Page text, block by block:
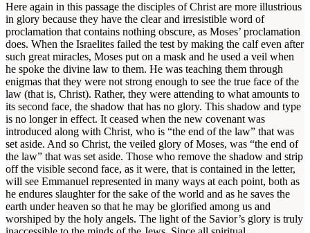
Here again in this passage the disciples of Christ are more illustrious
in glory because they have the clear and irresistible word of
proclamation that contains nothing obscure, as Moses’ proclamation
does. When the Israelites failed the test by making the calf even after
such great miracles, Moses put on a mask and he used a veil when
he spoke the divine law to them. He was teaching them through
enigmas that they were not strong enough to see the true face of the
law (that is, Christ). Rather, they were attending to what amounts to
its second face, the shadow that has no glory. This shadow and type
is no longer in effect. It ceased when the new covenant was
introduced along with Christ, who is “the end of the law” that was
set aside. And so Christ, the veiled glory of Moses, was “the end of
the law” that was set aside. Those who remove the shadow and strip
off the visible second face, as it were, that is contained in the letter,
will see Emmanuel represented in many ways at each point, both as
he endures slaughter for the sake of the world and as he saves the
earth under heaven so that he may be glorified among us and
worshiped by the holy angels. The light of the Savior’s glory is truly